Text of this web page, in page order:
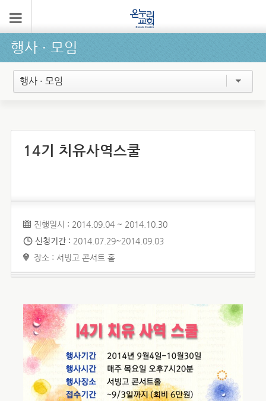
행사 ∙ 모임
행사 · 모임
14기 치유사역스쿨
진행일시 : 2014.09.04 ~ 2014.10.30
신청기간 : 2014.07.29~2014.09.03
장소 : 서빙고 콘서트 홀